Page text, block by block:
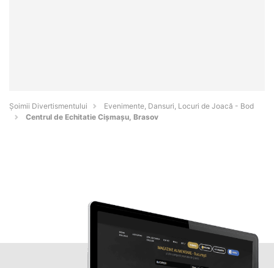
Şoimii Divertismentului
Evenimente, Dansuri, Locuri de Joacă - Bod
Centrul de Echitatie Cişmaşu, Brasov